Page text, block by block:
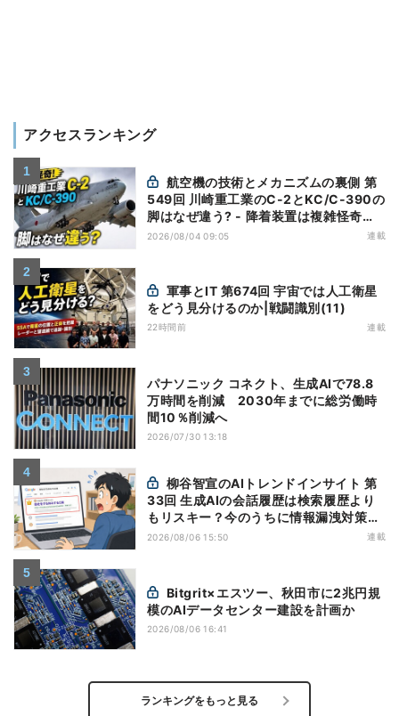
アクセスランキング
549回 川崎重工業のC-2とKC/C-390の
脚はなぜ違う? - 降着装置は複雑怪奇
(5)|軍用輸送機(10)
2026/08/04 09:05 連載
をどう見分けるのか|戦闘識別(11)
22時間前 連載
パナソニック コネクト、生成AIで78.8
万時間を削減 2030年までに総労働時
間10％削減へ
2026/07/30 13:18
33回 生成AIの会話履歴は検索履歴より
もリスキー？今のうちに情報漏洩対策を
万全にしておこう
2026/08/06 15:50 連載
模のAIデータセンター建設を計画か
2026/08/06 16:41
ランキングをもっと見る